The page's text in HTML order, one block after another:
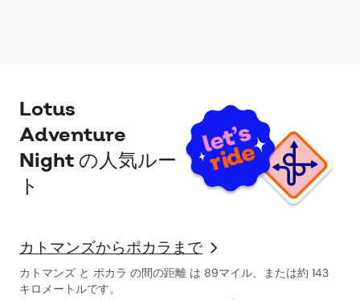
Lotus
Adventure
Night の人気ルー
ト
カトマンズからポカラまで
カトマンズ と ポカラ の間の距離 は 89マイル、または約 143
キロメートルです。